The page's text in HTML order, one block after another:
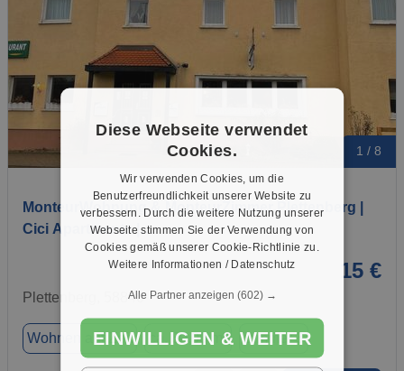
1 / 8
MonteurWohnung & MonteurZimmer Plettenberg |
Cici Apartments |…
15 €
Plettenberg, 58840
Wohnen auf Zeit ca. 80,00 m² Zimmer 3
Diese Webseite verwendet
Cookies.
Wir verwenden Cookies, um die
Benutzerfreundlichkeit unserer Website zu
verbessern. Durch die weitere Nutzung unserer
Webseite stimmen Sie der Verwendung von
Cookies gemäß unserer Cookie-Richtlinie zu.
Weitere Informationen / Datenschutz
Alle Partner anzeigen (602) →
EINWILLIGEN & WEITER